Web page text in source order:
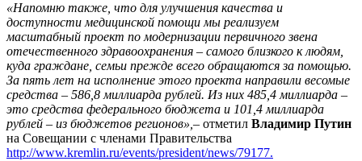
«Напомню также, что для улучшения качества и
доступности медицинской помощи мы реализуем
масштабный проект по модернизации первичного звена
отечественного здравоохранения – самого близкого к людям,
куда граждане, семьи прежде всего обращаются за помощью.
За пять лет на исполнение этого проекта направили весомые
средства – 586,8 миллиарда рублей. Из них 485,4 миллиарда –
это средства федерального бюджета и 101,4 миллиарда
рублей – из бюджетов регионов»,– отметил Владимир Путин
на Совещании с членами Правительства
http://www.kremlin.ru/events/president/news/79177.